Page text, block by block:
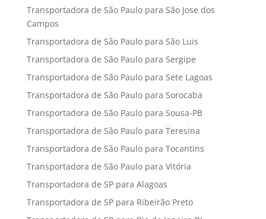
Transportadora de São Paulo para São Jose dos
Campos
Transportadora de São Paulo para São Luis
Transportadora de São Paulo para Sergipe
Transportadora de São Paulo para Sete Lagoas
Transportadora de São Paulo para Sorocaba
Transportadora de São Paulo para Sousa-PB
Transportadora de São Paulo para Teresina
Transportadora de São Paulo para Tocantins
Transportadora de São Paulo para Vitória
Transportadora de SP para Alagoas
Transportadora de SP para Ribeirão Preto